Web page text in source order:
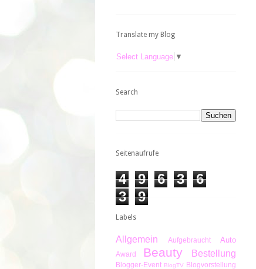
Translate my Blog
Select Language ▼
Search
Seitenaufrufe
4 9 6 3
6
3
9
Labels
Allgemein Aufgebraucht Auto
Award Beauty Bestellung
Blogger-Event BlogTV Blogvorstellung